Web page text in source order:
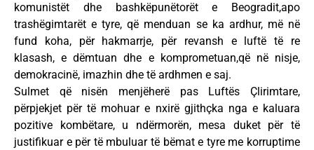
komunistët dhe bashkëpunëtorët e Beogradit,apo
trashëgimtarët e tyre, që menduan se ka ardhur, më në
fund koha, për hakmarrje, për revansh e luftë të re
klasash, e dëmtuan dhe e komprometuan,që në nisje,
demokracinë, imazhin dhe të ardhmen e saj.
Sulmet që nisën menjëherë pas Luftës Çlirimtare,
përpjekjet për të mohuar e nxirë gjithçka nga e kaluara
pozitive kombëtare, u ndërmorën, mesa duket për të
justifikuar e për të mbuluar të bëmat e tyre me korruptime